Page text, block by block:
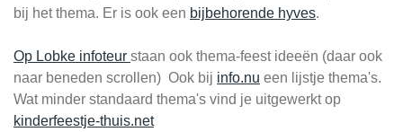
bij het thema. Er is ook een bijbehorende hyves.
Op Lobke infoteur staan ook thema-feest ideeën (daar ook
naar beneden scrollen) Ook bij info.nu een lijstje thema's.
Wat minder standaard thema's vind je uitgewerkt op
kinderfeestje-thuis.net